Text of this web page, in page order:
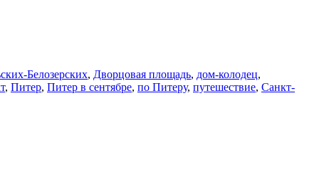
Белозерских, Дворцовая площадь, дом-колодец,
, Питер, Питер в сентябре, по Питеру, путешествие, Санкт-